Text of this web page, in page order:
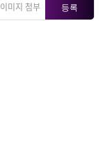
이미지 첨부 등록